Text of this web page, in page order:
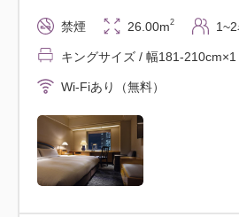
禁煙 26.00m2 1~2
キングサイズ / 幅181-210cm×1
Wi-Fiあり（無料）